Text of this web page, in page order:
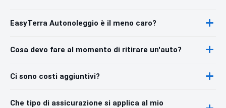
EasyTerra Autonoleggio è il meno caro?
Cosa devo fare al momento di ritirare un'auto?
Ci sono costi aggiuntivi?
Che tipo di assicurazione si applica al mio